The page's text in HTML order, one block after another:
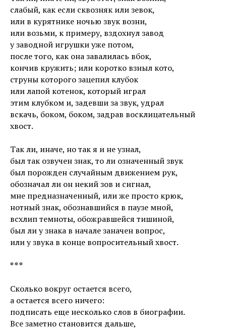
слабый, как если сквозняк или зевок,
или в курятнике ночью звук возни,
или возьми, к примеру, вздохнул завод
у заводной игрушки уже потом,
после того, как она завалилась вбок,
кончив кружить; или коротко взныл кото,
струны которого зацепил клубок
или лапой котенок, который играл
этим клубком и, задевши за звук, удрал
вскачь, боком, боком, задрав восклицательный
хвост.
Так ли, иначе, но так я и не узнал,
был так озвучен знак, то ли означенный звук
был порожден случайным движением рук,
обозначал ли он некий зов и сигнал,
мне предназначенный, или же просто крюк,
нотный знак, обознавшийся в паузе мной,
всхлип темноты, обожравшейся тишиной,
был ли у знака в начале заначен вопрос,
или у звука в конце вопросительный хвост.
* * *
Сколько вокруг остается всего,
а остается всего ничего:
подписать еще несколько слов в биографии.
Все заметно становится дальше,